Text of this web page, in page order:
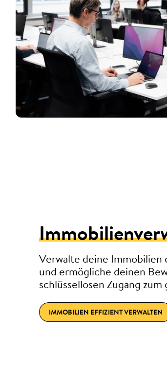
Verwalte deine
und ermögliche deinen
schlüssellosen Zugang
IMMOBILIEN EFFIZIENT VERWALTEN